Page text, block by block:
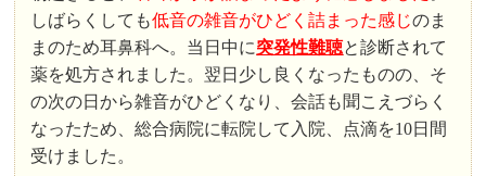
しばらくしても低音の雑音がひどく詰まった感じのま
まのため耳鼻科へ。当日中に突発性難聴と診断されて
薬を処方されました。翌日少し良くなったものの、そ
の次の日から雑音がひどくなり、会話も聞こえづらく
なったため、総合病院に転院して入院、点滴を10日間
受けました。